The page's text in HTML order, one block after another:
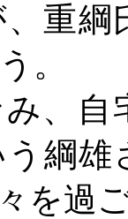
重
。
、自
綱雄
を過